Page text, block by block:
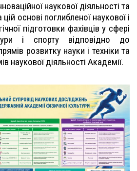
наукової діяльності та
основі поглибленої наукової і
підготовки фахівців у сфері
і спорту відповідно до
розвитку науки і техніки та
наукової діяльності Академії.